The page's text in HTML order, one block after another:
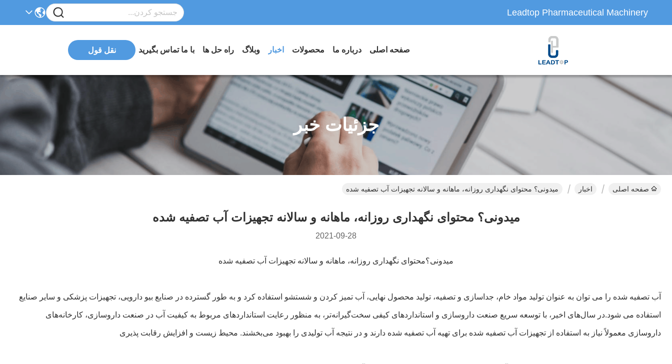
Leadtop Pharmaceutical Machinery
صفحه اصلی درباره ما محصولات اخبار وبلاگ راه حل ها با ما تماس بگیرید نقل قول
جزئیات خبر
صفحه اصلی اخبار میدونی؟ محتوای نگهداری روزانه، ماهانه و سالانه تجهیزات آب تصفیه شده
میدونی؟ محتوای نگهداری روزانه، ماهانه و سالانه تجهیزات آب تصفیه شده
2021-09-28
میدونی؟محتوای نگهداری روزانه، ماهانه و سالانه تجهیزات آب تصفیه شده
آب تصفیه شده را می توان به عنوان تولید مواد خام، جداسازی و تصفیه، تولید محصول نهایی، آب تمیز کردن و شستشو استفاده کرد و به طور گسترده در صنایع بیو دارویی، تجهیزات پزشکی و سایر صنایع
استفاده می شود.در سال‌های اخیر، با توسعه سریع صنعت داروسازی و استانداردهای کیفی سخت‌گیرانه‌تر، به منظور رعایت استانداردهای مربوط به کیفیت آب در صنعت داروسازی، کارخانه‌های
داروسازی معمولاً نیاز به استفاده از تجهیزات آب تصفیه شده برای تهیه آب تصفیه شده دارند و در نتیجه آب تولیدی را بهبود می‌بخشند. محیط زیست و افزایش رقابت پذیری